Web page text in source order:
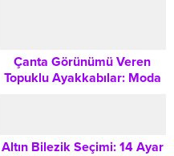
Çanta Görünümü Veren
Topuklu Ayakkabılar: Moda
Altın Bilezik Seçimi: 14 Ayar